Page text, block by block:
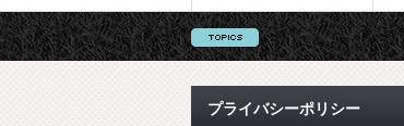
プライバシーポリシー